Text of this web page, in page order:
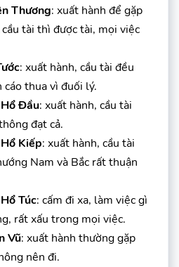
Thương: xuất hành để gặp
tài thì được tài, mọi việc
: xuất hành, cầu tài đều
cáo thua vì đuối lý.
Đầu: xuất hành, cầu tài
đạt cả.
Kiếp: xuất hành, cầu tài
Nam và Bắc rất thuận
Túc: cấm đi xa, làm việc gì
rất xấu trong mọi việc.
Vũ: xuất hành thường gặp
nên đi.